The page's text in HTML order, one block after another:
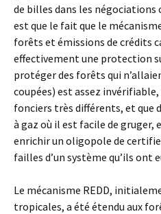
de billes dans les
est que le fait que le
forêts et émissions de crédits
effectivement une protection
protéger des forêts qui
coupées) est assez
fonciers très différents, et que
à gaz où il est facile de
enrichir un oligopole de
failles d’un système qu’ils
Le mécanisme REDD,
tropicales, a été étendu aux